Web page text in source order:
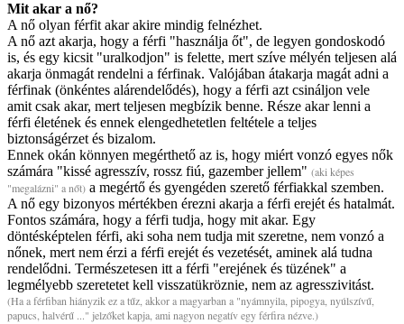
Mit akar a nő?
A nő olyan férfit akar akire mindig felnézhet.
A nő azt akarja, hogy a férfi "használja őt", de legyen gondoskodó
is, és egy kicsit "uralkodjon" is felette, mert szíve mélyén teljesen alá
akarja önmagát rendelni a férfinak. Valójában átakarja magát adni a
férfinak (önkéntes alárendelődés), hogy a férfi azt csináljon vele
amit csak akar, mert teljesen megbízik benne. Része akar lenni a
férfi életének és ennek elengedhetetlen feltétele a teljes
biztonságérzet és bizalom.
Ennek okán könnyen megérthető az is, hogy miért vonzó egyes nők
számára "kissé agresszív, rossz fiú, gazember jellem" (aki képes
"megalázni" a nőt) a megértő és gyengéden szerető férfiakkal szemben.
A nő egy bizonyos mértékben érezni akarja a férfi erejét és hatalmát.
Fontos számára, hogy a férfi tudja, hogy mit akar. Egy
döntésképtelen férfi, aki soha nem tudja mit szeretne, nem vonzó a
nőnek, mert nem érzi a férfi erejét és vezetését, aminek alá tudna
rendelődni. Természetesen itt a férfi "erejének és tüzének" a
legmélyebb szeretetet kell visszatükröznie, nem az agresszivitást.
(Ha a férfiban hiányzik ez a tűz, akkor a magyarban a "nyámnyila, pipogya, nyúlszívű,
papucs, halvérű ..." jelzőket kapja, ami nagyon negatív egy férfira nézve.)